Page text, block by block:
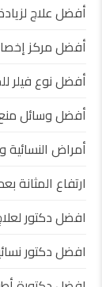
أفضل علاج
أفضل مركز
أفضل نوع فيلر
أفضل وسائل
أمراض النسائية
ارتفاع المثانة
افضل دكتور
افضل دكتور